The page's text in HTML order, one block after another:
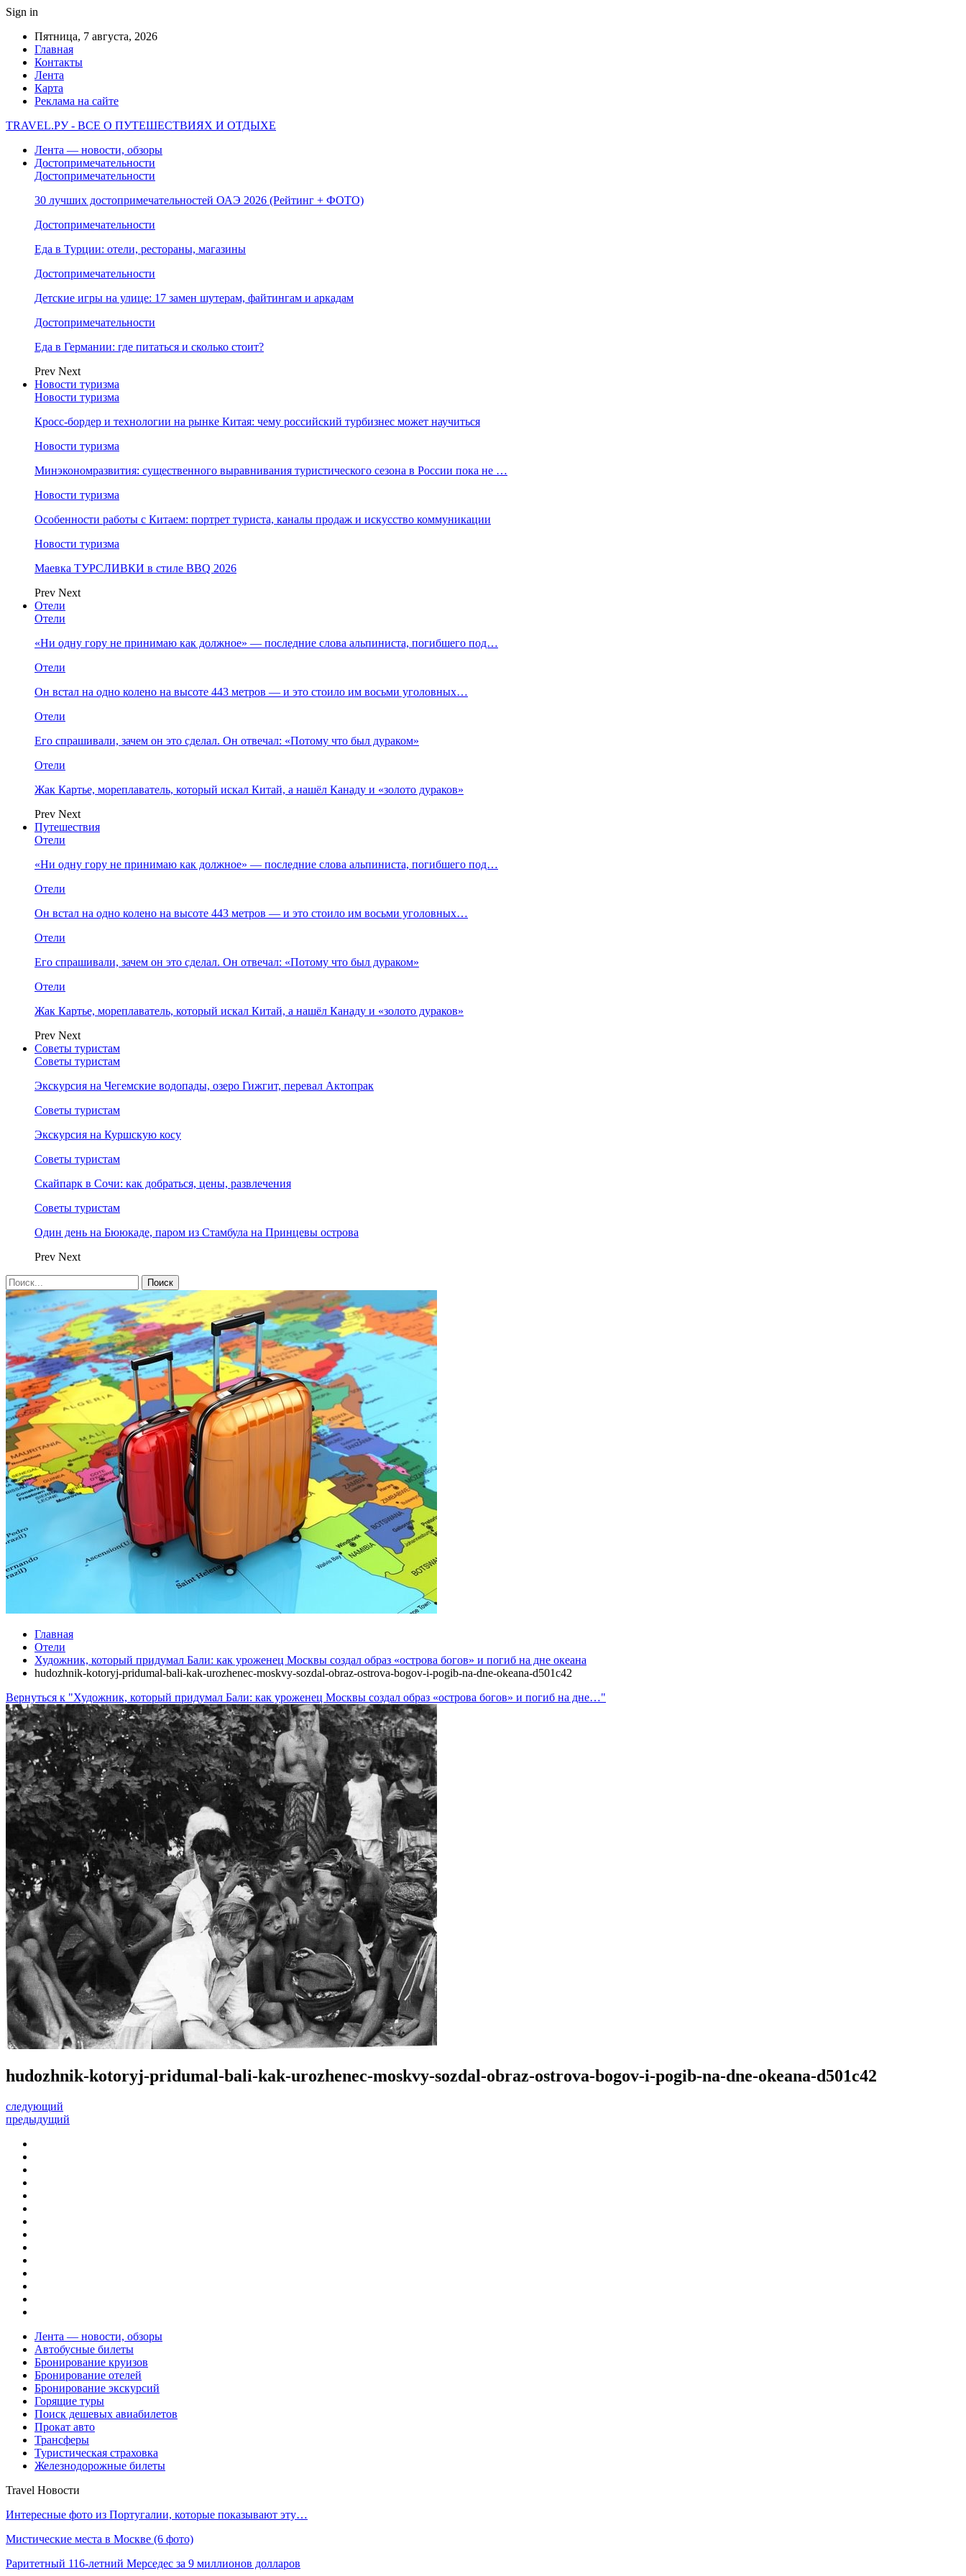
Sign in
Пятница, 7 августа, 2026
Главная
Контакты
Лента
Карта
Реклама на сайте
TRAVEL.РУ - ВСЕ О ПУТЕШЕСТВИЯХ И ОТДЫХЕ
Лента — новости, обзоры
Достопримечательности
Достопримечательности
30 лучших достопримечательностей ОАЭ 2026 (Рейтинг + ФОТО)
Достопримечательности
Еда в Турции: отели, рестораны, магазины
Достопримечательности
Детские игры на улице: 17 замен шутерам, файтингам и аркадам
Достопримечательности
Еда в Германии: где питаться и сколько стоит?
Prev Next
Новости туризма
Новости туризма
Кросс-бордер и технологии на рынке Китая: чему российский турбизнес может научиться
Новости туризма
Минэкономразвития: существенного выравнивания туристического сезона в России пока не …
Новости туризма
Особенности работы с Китаем: портрет туриста, каналы продаж и искусство коммуникации
Новости туризма
Маевка ТУРСЛИВКИ в стиле BBQ 2026
Prev Next
Отели
Отели
«Ни одну гору не принимаю как должное» — последние слова альпиниста, погибшего под…
Отели
Он встал на одно колено на высоте 443 метров — и это стоило им восьми уголовных…
Отели
Его спрашивали, зачем он это сделал. Он отвечал: «Потому что был дураком»
Отели
Жак Картье, мореплаватель, который искал Китай, а нашёл Канаду и «золото дураков»
Prev Next
Путешествия
Отели
«Ни одну гору не принимаю как должное» — последние слова альпиниста, погибшего под…
Отели
Он встал на одно колено на высоте 443 метров — и это стоило им восьми уголовных…
Отели
Его спрашивали, зачем он это сделал. Он отвечал: «Потому что был дураком»
Отели
Жак Картье, мореплаватель, который искал Китай, а нашёл Канаду и «золото дураков»
Prev Next
Советы туристам
Советы туристам
Экскурсия на Чегемские водопады, озеро Гижгит, перевал Актопрак
Советы туристам
Экскурсия на Куршскую косу
Советы туристам
Скайпарк в Сочи: как добраться, цены, развлечения
Советы туристам
Один день на Бююкаде, паром из Стамбула на Принцевы острова
Prev Next
Главная
Отели
Художник, который придумал Бали: как уроженец Москвы создал образ «острова богов» и погиб на дне океана
hudozhnik-kotoryj-pridumal-bali-kak-urozhenec-moskvy-sozdal-obraz-ostrova-bogov-i-pogib-na-dne-okeana-d501c42
Вернуться к "Художник, который придумал Бали: как уроженец Москвы создал образ «острова богов» и погиб на дне…"
hudozhnik-kotoryj-pridumal-bali-kak-urozhenec-moskvy-sozdal-obraz-ostrova-bogov-i-pogib-na-dne-okeana-d501c42
следующий
предыдущий
Лента — новости, обзоры
Автобусные билеты
Бронирование круизов
Бронирование отелей
Бронирование экскурсий
Горящие туры
Поиск дешевых авиабилетов
Прокат авто
Трансферы
Туристическая страховка
Железнодорожные билеты
Travel Новости
Интересные фото из Португалии, которые показывают эту…
Мистические места в Москве (6 фото)
Раритетный 116-летний Мерседес за 9 миллионов долларов